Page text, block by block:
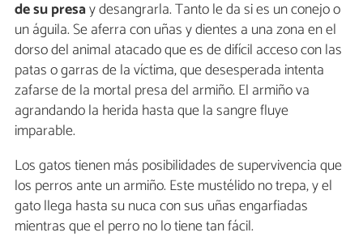
de su presay desangrarla. Tanto le da si es un conejo o
un águila. Se aferra con uñas y dientes a una zona en el
dorso del animal atacado que es de difícil acceso con las
patas o garras de la víctima, que desesperada intenta
zafarse de la mortal presa del armiño. El armiño va
agrandando la herida hasta que la sangre fluye
imparable.
Los gatos tienen más posibilidades de supervivencia que
los perros ante un armiño. Este mustélido no trepa, y el
gato llega hasta su nuca con sus uñas engarfiadas
mientras que el perro no lo tiene tan fácil.